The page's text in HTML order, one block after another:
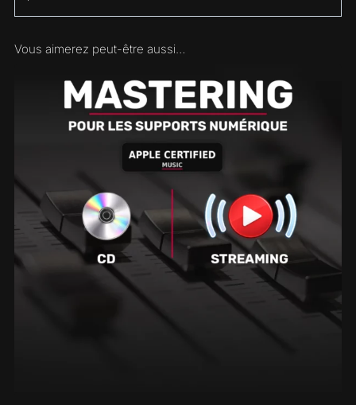
Vous aimerez peut-être aussi…